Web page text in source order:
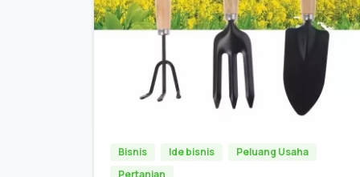
0
Bisnis Ide bisnis
Peluang Usaha